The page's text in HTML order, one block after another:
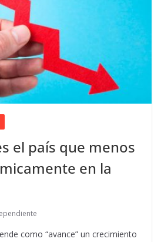
el país que menos
en la
como “avance” un crecimiento